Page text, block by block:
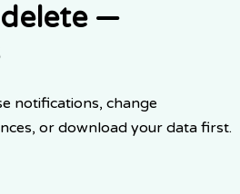
—
notifications, change
or download your data first.